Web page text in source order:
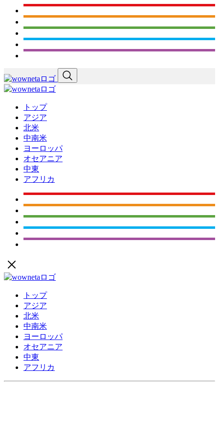
トップ
アジア
北米
中南米
ヨーロッパ
オセアニア
中東
アフリカ
トップ
アジア
北米
中南米
ヨーロッパ
オセアニア
中東
アフリカ